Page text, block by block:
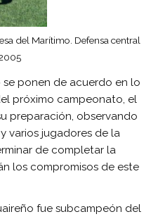
del Marítimo. Defensa central
se ponen de acuerdo en lo
próximo campeonato, el
preparación, observando
varios jugadores de la
de completar la
los compromisos de este
fue subcampeón del